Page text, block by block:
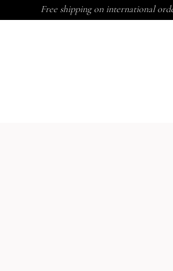
Free shipping on international